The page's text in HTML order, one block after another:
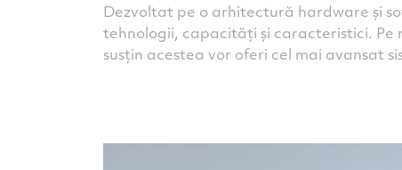
Dezvoltat pe o arhitectură hardware și
tehnologii, capacități și caracteristici.
susțin acestea vor oferi cel mai avansat